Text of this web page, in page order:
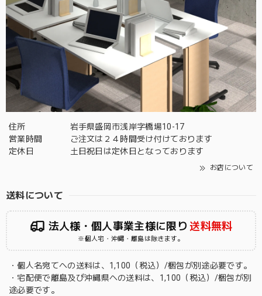
住所
岩手県盛岡市浅岸字橋場10-17
営業時間
ご注文は２４時間受け付けております
定休日
土日祝日は定休日となっております
お店について
送料について
法人様・個人事業主様に限り 送料無料
※個人宅・沖縄・離島は除きます。
・個人名宛てへの送料は、1,100（税込）/梱包が別途必要です。
・宅配便で離島及び沖縄県への送料は、1,100（税込）/梱包が別
途必要です。